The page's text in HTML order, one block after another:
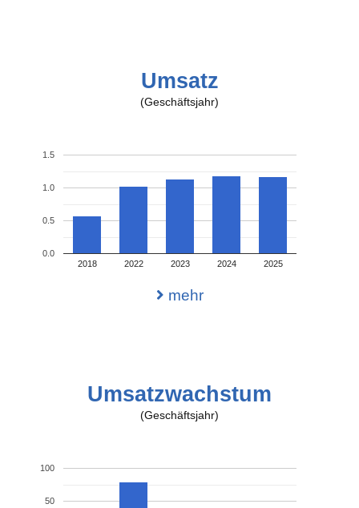
Umsatz
(Geschäftsjahr)
2018 2022 2023 2024 2025
0.0
0.5
1.0
1.5
mehr
Umsatzwachstum
(Geschäftsjahr)
50
100